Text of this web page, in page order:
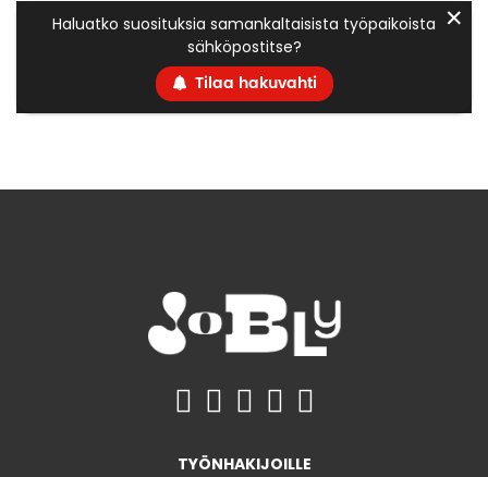
Haluatko suosituksia samankaltaisista työpaikoista
sähköpostitse?
Tilaa hakuvahti
✕
TYÖNHAKIJOILLE